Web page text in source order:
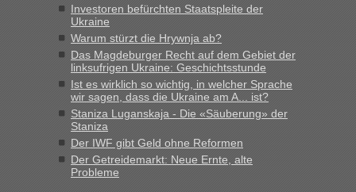
Berichte und Reisetipps • Re: An welchem
Grenzübergang zwischen Polen und der Ukraine geht es am
schnellsten?
„Derzeit, ist es überall sehr voll an den Grenzen Ukraine/
Polen. Zb. Krakovets 100 PKW ca. 10 h Wartezeit. Wollen
Montag rüber, versuchen es sehr früh.“
Investoren befürchten Staatspleite der
Ukraine
Warum stürzt die Hrywnja ab?
Das Magdeburger Recht auf dem Gebiet der
linksufrigen Ukraine: Geschichtsstunde
Ist es wirklich so wichtig, in welcher Sprache
wir sagen, dass die Ukraine am A... ist?
Staniza Luganskaja - Die «Säuberung» der
Staniza
Der IWF gibt Geld ohne Reformen
Der Getreidemarkt: Neue Ernte, alte
Probleme